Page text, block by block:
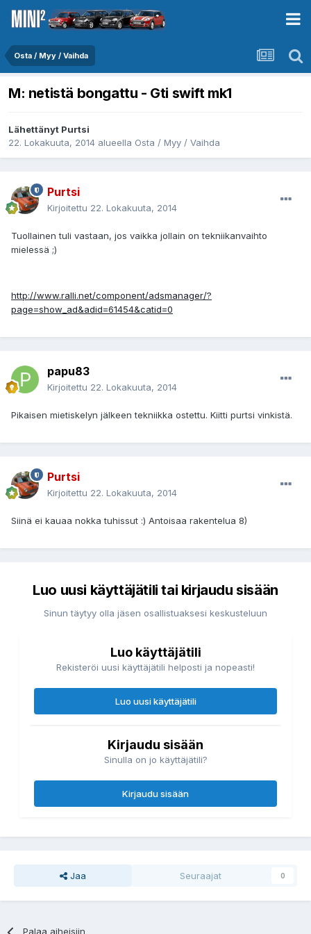
Osta / Myy / Vaihda
M: netistä bongattu - Gti swift mk1
Lähettänyt Purtsi
22. Lokakuuta, 2014 alueella Osta / Myy / Vaihda
Purtsi
Kirjoitettu 22. Lokakuuta, 2014
Tuollainen tuli vastaan, jos vaikka jollain on tekniikanvaihto
mielessä ;)
http://www.ralli.net/component/adsmanager/?
page=show_ad&adid=61454&catid=0
papu83
Kirjoitettu 22. Lokakuuta, 2014
Pikaisen mietiskelyn jälkeen tekniikka ostettu. Kiitti purtsi vinkistä.
Purtsi
Kirjoitettu 22. Lokakuuta, 2014
Siinä ei kauaa nokka tuhissut :) Antoisaa rakentelua 8)
Luo uusi käyttäjätili tai kirjaudu sisään
Sinun täytyy olla jäsen osallistuaksesi keskusteluun
Luo käyttäjätili
Rekisteröi uusi käyttäjätili helposti ja nopeasti!
Luo uusi käyttäjätili
Kirjaudu sisään
Sinulla on jo käyttäjätili?
Kirjaudu sisään
Jaa Seuraajat 0
Palaa aiheisiin